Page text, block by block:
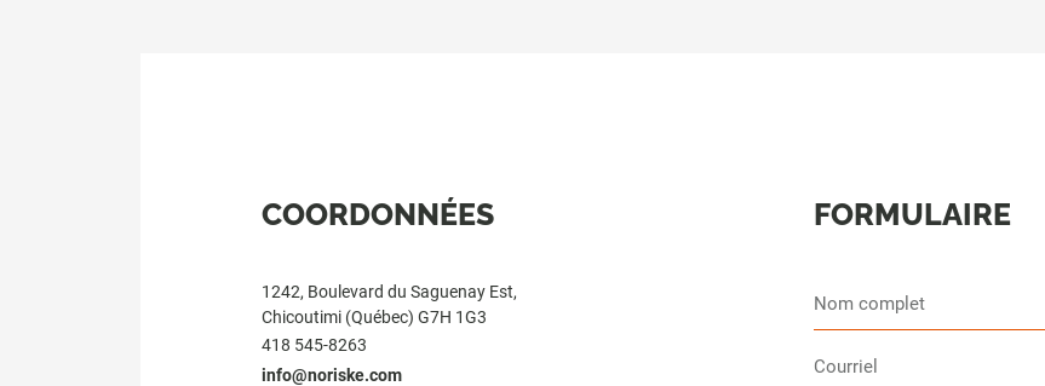
COORDONNÉES
1242, Boulevard du Saguenay Est,
Chicoutimi (Québec) G7H 1G3
418 545-8263
info@noriske.com
FORMULAIRE